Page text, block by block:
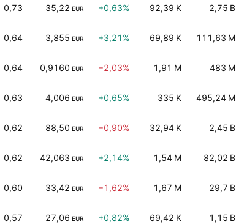
0,73 35,22 EUR +0,63% 92,39 K 2,75 B
0,64 3,855 EUR +3,21% 69,89 K 111,63 M
0,64 0,9160 EUR −2,03% 1,91 M 483 M
0,63 4,006 EUR +0,65% 335 K 495,24 M
0,62 88,50 EUR −0,90% 32,94 K 2,45 B
0,62 42,063 EUR +2,14% 1,54 M 82,02 B
0,60 33,42 EUR −1,62% 1,67 M 29,7 B
0,57 27,06 EUR +0,82% 69,42 K 1,15 B